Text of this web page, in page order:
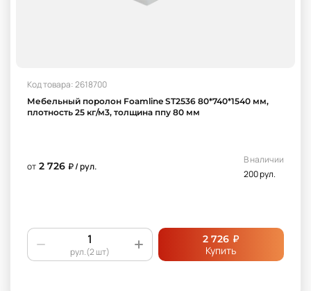
Код товара: 2618700
Мебельный поролон Foamline ST2536 80*740*1540 мм,
плотность 25 кг/м3, толщина ппу 80 мм
от 2 726 ₽ / рул.
В наличии
200 рул.
рул.(2 шт)
2 726 ₽
Купить